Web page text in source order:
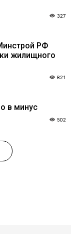
327
РФ
жилищного
821
в минус
502